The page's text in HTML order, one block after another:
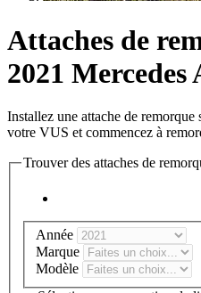
Attaches de
2021
Installez une attache de
votre VUS et commencez à
Trouver des attaches de
Année
Marque
Modèle